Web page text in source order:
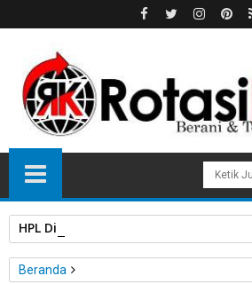
HPL Disorot, PT Sosor Tala Jaya
Beranda